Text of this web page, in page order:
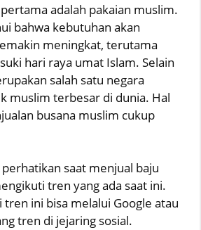
adalah pakaian muslim.
bahwa kebutuhan akan
meningkat, terutama
hari raya umat Islam. Selain
salah satu negara
muslim terbesar di dunia. Hal
busana muslim cukup
saat menjual baju
tren yang ada saat ini.
tren ini bisa melalui Google atau
tren di jejaring sosial.